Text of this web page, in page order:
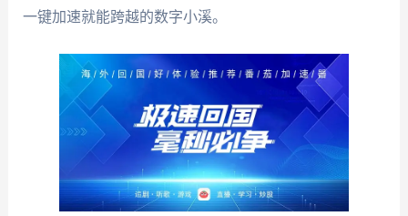
一键加速就能跨越的数字小溪。